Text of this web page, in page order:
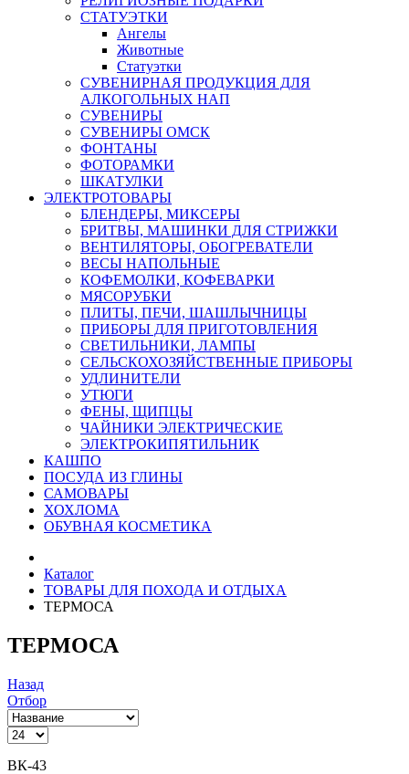
СТАТУЭТКИ
Ангелы
Животные
Статуэтки
СУВЕНИРНАЯ ПРОДУКЦИЯ ДЛЯ
АЛКОГОЛЬНЫХ НАП
СУВЕНИРЫ
СУВЕНИРЫ ОМСК
ФОНТАНЫ
ФОТОРАМКИ
ШКАТУЛКИ
ЭЛЕКТРОТОВАРЫ
БЛЕНДЕРЫ, МИКСЕРЫ
БРИТВЫ, МАШИНКИ ДЛЯ СТРИЖКИ
ВЕНТИЛЯТОРЫ, ОБОГРЕВАТЕЛИ
ВЕСЫ НАПОЛЬНЫЕ
КОФЕМОЛКИ, КОФЕВАРКИ
МЯСОРУБКИ
ПЛИТЫ, ПЕЧИ, ШАШЛЫЧНИЦЫ
ПРИБОРЫ ДЛЯ ПРИГОТОВЛЕНИЯ
СВЕТИЛЬНИКИ, ЛАМПЫ
СЕЛЬСКОХОЗЯЙСТВЕННЫЕ ПРИБОРЫ
УДЛИНИТЕЛИ
УТЮГИ
ФЕНЫ, ЩИПЦЫ
ЧАЙНИКИ ЭЛЕКТРИЧЕСКИЕ
ЭЛЕКТРОКИПЯТИЛЬНИК
КАШПО
ПОСУДА ИЗ ГЛИНЫ
САМОВАРЫ
ХОХЛОМА
ОБУВНАЯ КОСМЕТИКА
Каталог
ТОВАРЫ ДЛЯ ПОХОДА И ОТДЫХА
ТЕРМОСА
ТЕРМОСА
Назад
Отбор
ВК-43